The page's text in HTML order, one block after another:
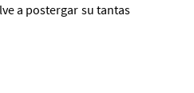
a postergar su tantas